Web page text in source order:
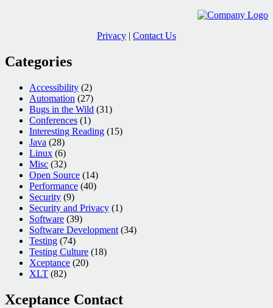
Privacy | Contact Us
Categories
Accessibility (2)
Automation (27)
Bugs in the Wild (31)
Conferences (1)
Interesting Reading (15)
Java (28)
Linux (6)
Misc (32)
Open Source (14)
Performance (40)
Security (9)
Security and Privacy (1)
Software (39)
Software Development (34)
Testing (74)
Testing Culture (18)
Xceptance (20)
XLT (82)
Xceptance Contact